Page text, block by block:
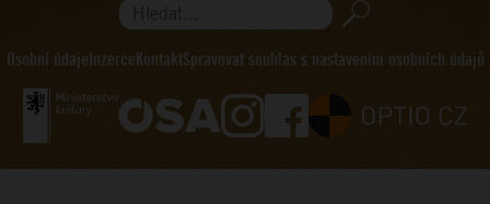
Hledat...
Osobní údaje Inzerce KontaktSpravovat souhlas s nastavením osobních údajů